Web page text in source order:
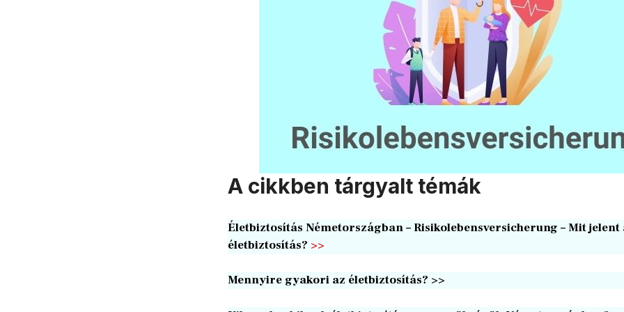
A cikkben tárgyalt témák
Életbiztosítás Németországban – Risikolebensversicherung – Mit jelent
életbiztosítás? >>
Mennyire gyakori az életbiztosítás? >>